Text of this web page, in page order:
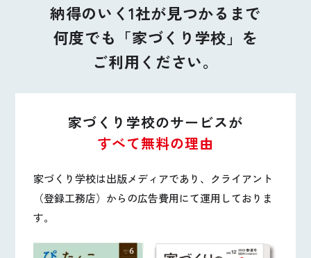
納得のいく1社が見つかるまで
何度でも「家づくり学校」を
ご利用ください。
家づくり学校のサービスが
すべて無料の理由
家づくり学校は出版メディアであり、クライアント
（登録工務店）からの広告費用にて運用しておりま
す。